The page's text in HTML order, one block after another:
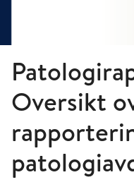
Oversikt